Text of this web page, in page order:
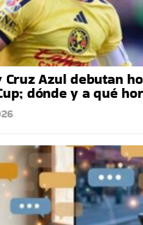
Cruz Azul debutan
dónde y a qué